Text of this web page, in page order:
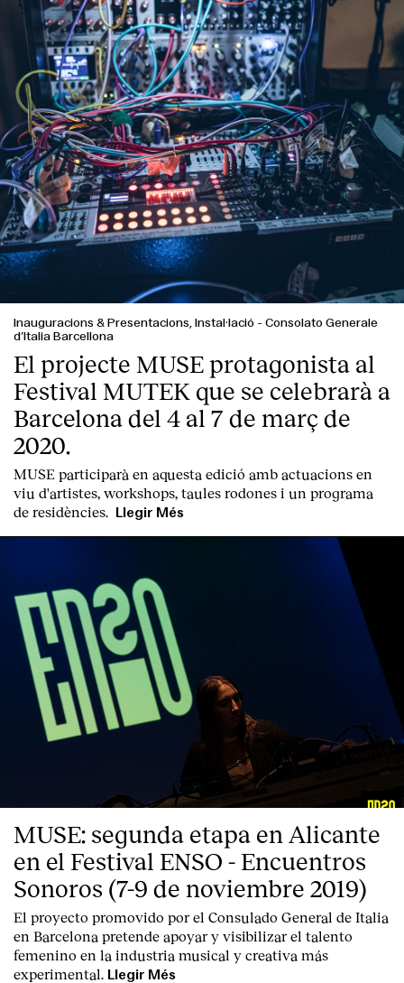
Contacte
Inauguracions & Presentacions, Instal·lació - Consolato Generale
d’Italia Barcellona
El projecte MUSE protagonista al
Festival MUTEK que se celebrarà a
Barcelona del 4 al 7 de març de
2020.
MUSE participarà en aquesta edició amb actuacions en
viu d'artistes, workshops, taules rodones i un programa
de residències.
Llegir Més
MUSE: segunda etapa en Alicante
en el Festival ENSO - Encuentros
Sonoros (7-9 de noviembre 2019)
El proyecto promovido por el Consulado General de Italia
en Barcelona pretende apoyar y visibilizar el talento
femenino en la industria musical y creativa más
experimental.
Llegir Més